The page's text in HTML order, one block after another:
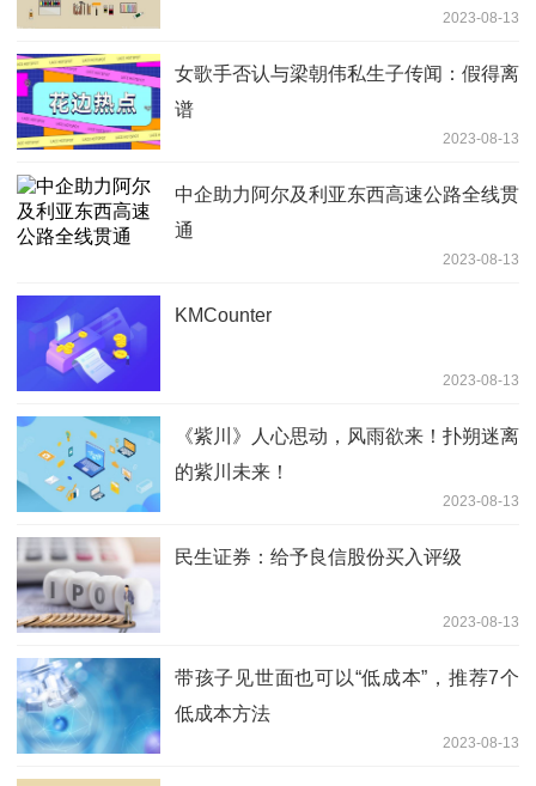
2023-08-13
女歌手否认与梁朝伟私生子传闻：假得离
谱
2023-08-13
中企助力阿尔及利亚东西高速公路全线贯
通
2023-08-13
KMCounter
2023-08-13
《紫川》人心思动，风雨欲来！扑朔迷离
的紫川未来！
2023-08-13
民生证券：给予良信股份买入评级
2023-08-13
带孩子见世面也可以“低成本”，推荐7个
低成本方法
2023-08-13